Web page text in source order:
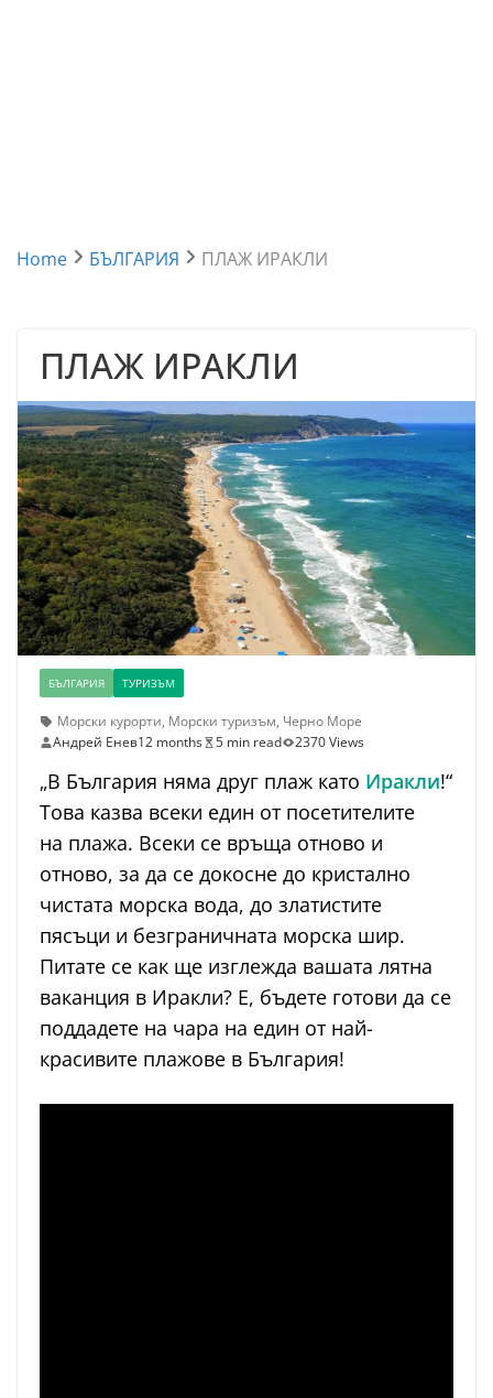
Home БЪЛГАРИЯ ПЛАЖ ИРАКЛИ
ПЛАЖ ИРАКЛИ
БЪЛГАРИЯ ТУРИЗЪМ
Морски курорти, Морски туризъм, Черно Море
Андрей Енев12 months 5 min read 2370 Views
„В България няма друг плаж като Иракли!“
Това казва всеки един от посетителите
на плажа. Всеки се връща отново и
отново, за да се докосне до кристално
чистата морска вода, до златистите
пясъци и безграничната морска шир.
Питате се как ще изглежда вашата лятна
ваканция в Иракли? Е, бъдете готови да се
поддадете на чара на един от най-
красивите плажове в България!